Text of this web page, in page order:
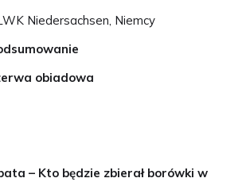
Niedersachsen, Niemcy
obiadowa
– Kto będzie zbierał borówki w